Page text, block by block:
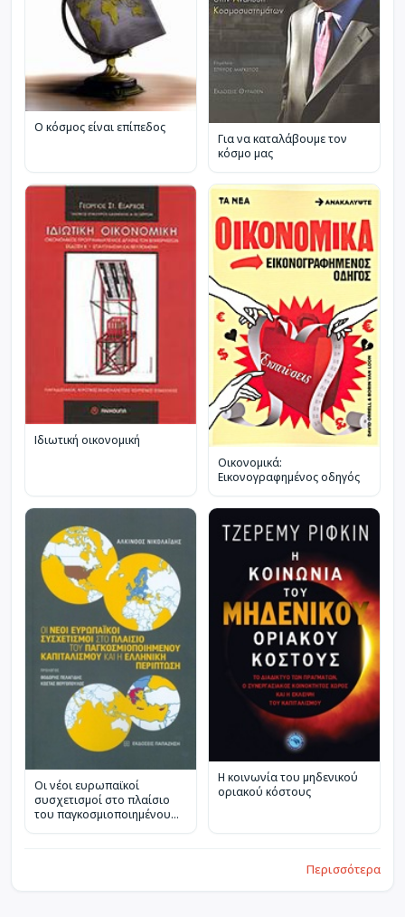
Ο κόσμος είναι επίπεδος
Για να καταλάβουμε τον
κόσμο μας
Ιδιωτική οικονομική
Οικονομικά:
Εικονογραφημένος οδηγός
Οι νέοι ευρωπαϊκοί
συσχετισμοί στο πλαίσιο
του παγκοσμιοποιημένου
Η κοινωνία του μηδενικού
οριακού κόστους
Περισσότερα